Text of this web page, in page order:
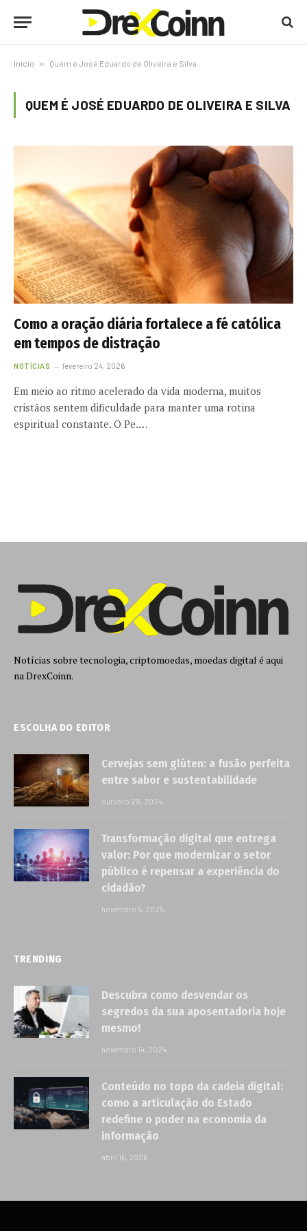
Início » Quem é José Eduardo de Oliveira e Silva
QUEM É JOSÉ EDUARDO DE OLIVEIRA E SILVA
Como a oração diária fortalece a fé católica
em tempos de distração
NOTÍCIAS fevereiro 24, 2026
Em meio ao ritmo acelerado da vida moderna, muitos
cristãos sentem dificuldade para manter uma rotina
espiritual constante. O Pe.…
Notícias sobre tecnologia, criptomoedas, moedas digital é aqui
na DrexCoinn.
ESCOLHA DO EDITOR
Cervejas sem glúten: a fusão perfeita
entre sabor e sustentabilidade
outubro 28, 2024
Transformação digital que entrega
valor: Por que modernizar o setor
público é repensar a experiência do
cidadão?
novembro 5, 2025
TRENDING
Descubra como desvendar os
segredos da sua aposentadoria hoje
mesmo!
novembro 14, 2024
Conteúdo no topo da cadeia digital:
como a articulação do Estado
redefine o poder na economia da
informação
abril 16, 2026